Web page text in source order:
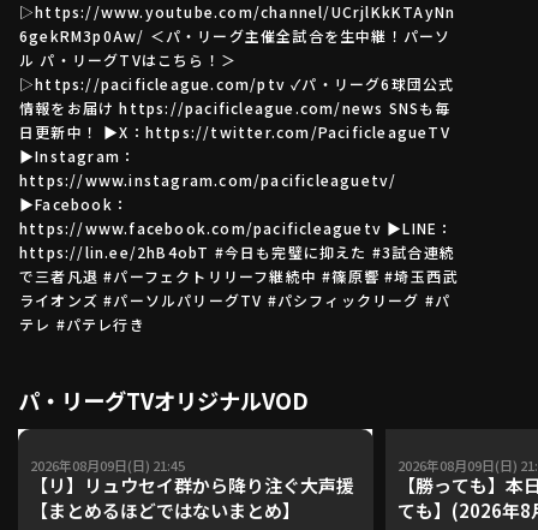
利用規約 プライバシーポリシー
運営会社（別ウィンドウで開く） よくある質問
特定商取引法の表示
動画を検索（選手・チーム・プレー内容…）
▷https://www.youtube.com/channel/UCrjlKkKTAyNn
6gekRM3p0Aw/ ＜パ・リーグ主催全試合を生中継！パーソ
ル パ・リーグTVはこちら！＞
▷https://pacificleague.com/ptv ✓パ・リーグ6球団公式
情報をお届け https://pacificleague.com/news SNSも毎
日更新中！ ▶X：https://twitter.com/PacificleagueTV
▶Instagram：
https://www.instagram.com/pacificleaguetv/
▶Facebook：
https://www.facebook.com/pacificleaguetv ▶LINE：
https://lin.ee/2hB4obT #今日も完璧に抑えた #3試合連続
で三者凡退 #パーフェクトリリーフ継続中 #篠原響 #埼玉西武
ライオンズ #パーソルパリーグTV #パシフィックリーグ #パ
テレ #パテレ行き
パ・リーグTVオリジナルVOD
2026年08月09日(日) 21:45
【リ】リュウセイ群から降り注ぐ大声援
【まとめるほどではないまとめ】
2026年08月09日(日)
【勝っても】本
ても】(2026年8